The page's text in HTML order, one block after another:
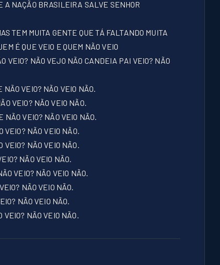
NAÇÃO BRASILEIRA SALVE SENHOR
TEM MUITA GENTE QUE TÁ FALTANDO MUITA
É QUE VEIO E QUEM NÃO VEIO
VEIO? NÃO VEJO NÃO CANDEIA PAI VEIO? NÃO
NÃO VEIO? NÃO VEIO NÃO.
VEIO? NÃO VEIO NÃO.
NÃO VEIO? NÃO VEIO NÃO.
VEIO? NÃO VEIO NÃO.
VEIO? NÃO VEIO NÃO.
NÃO VEIO NÃO.
VEIO? NÃO VEIO NÃO.
NÃO VEIO NÃO.
NÃO VEIO NÃO.
VEIO? NÃO VEIO NÃO.